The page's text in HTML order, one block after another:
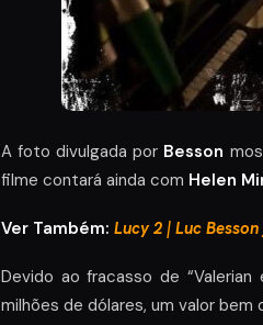
A foto divulgada por Besson
filme contará ainda com Helen
Ver Também: Lucy 2 | Luc
Devido ao fracasso de
milhões de dólares, um valor